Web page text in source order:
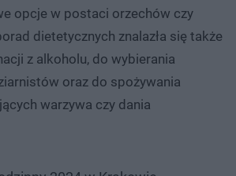
opcje w postaci orzechów czy
dietetycznych znalazła się także
z alkoholu, do wybierania
oraz do spożywania
warzywa czy dania